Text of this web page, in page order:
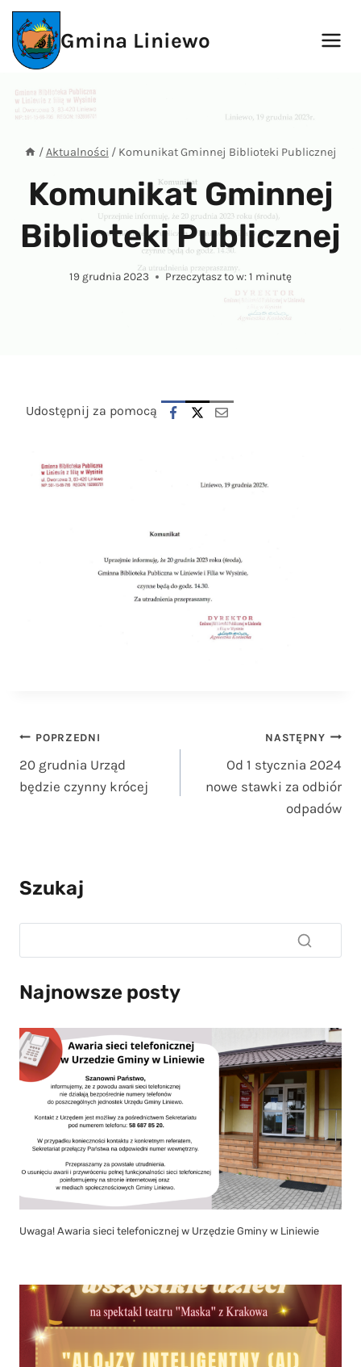
Przejdź
treści
Gmina Liniewo
/Aktualności / Komunikat Gminnej Biblioteki Publicznej
Komunikat Gminnej
Biblioteki Publicznej
19 grudnia 2023 Przeczytasz to w: 1 minutę
Udostępnij za pomocą
Nawigacja
wpisu
POPRZEDNI
20 grudnia Urząd
będzie czynny krócej
NASTĘPNY
Od 1 stycznia 2024
nowe stawki za odbiór
odpadów
Szukaj
Najnowsze posty
Uwaga! Awaria sieci telefonicznej w Urzędzie Gminy w Liniewie